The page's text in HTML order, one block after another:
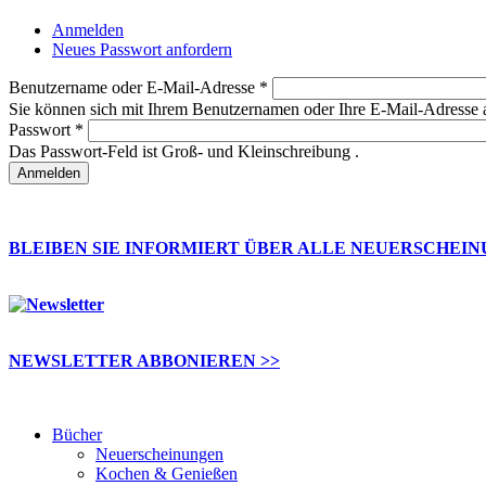
Haupt-Reiter
Anmelden
Neues Passwort anfordern
Benutzername oder E-Mail-Adresse *
Sie können sich mit Ihrem Benutzernamen oder Ihre E-Mail-Adresse
Passwort *
Das Passwort-Feld ist Groß- und Kleinschreibung .
BLEIBEN SIE INFORMIERT ÜBER ALLE
NEWSLETTER ABBONIEREN >>
Bücher
Neuerscheinungen
Kochen & Genießen